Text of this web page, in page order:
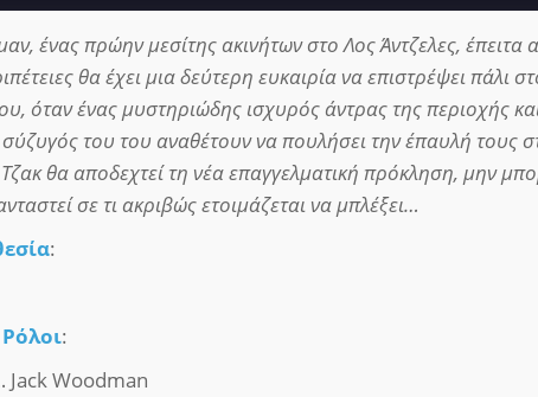
ένας πρώην μεσίτης ακινήτων στο Λος Άντζελες, έπειτα
θα έχει μια δεύτερη ευκαιρία να επιστρέψει πάλι
όταν ένας μυστηριώδης ισχυρός άντρας της περιοχής
του του αναθέτουν να πουλήσει την έπαυλή τους
θα αποδεχτεί τη νέα επαγγελματική πρόκληση, μην
σε τι ακριβώς ετοιμάζεται να μπλέξει…
:
:
Jack Woodman